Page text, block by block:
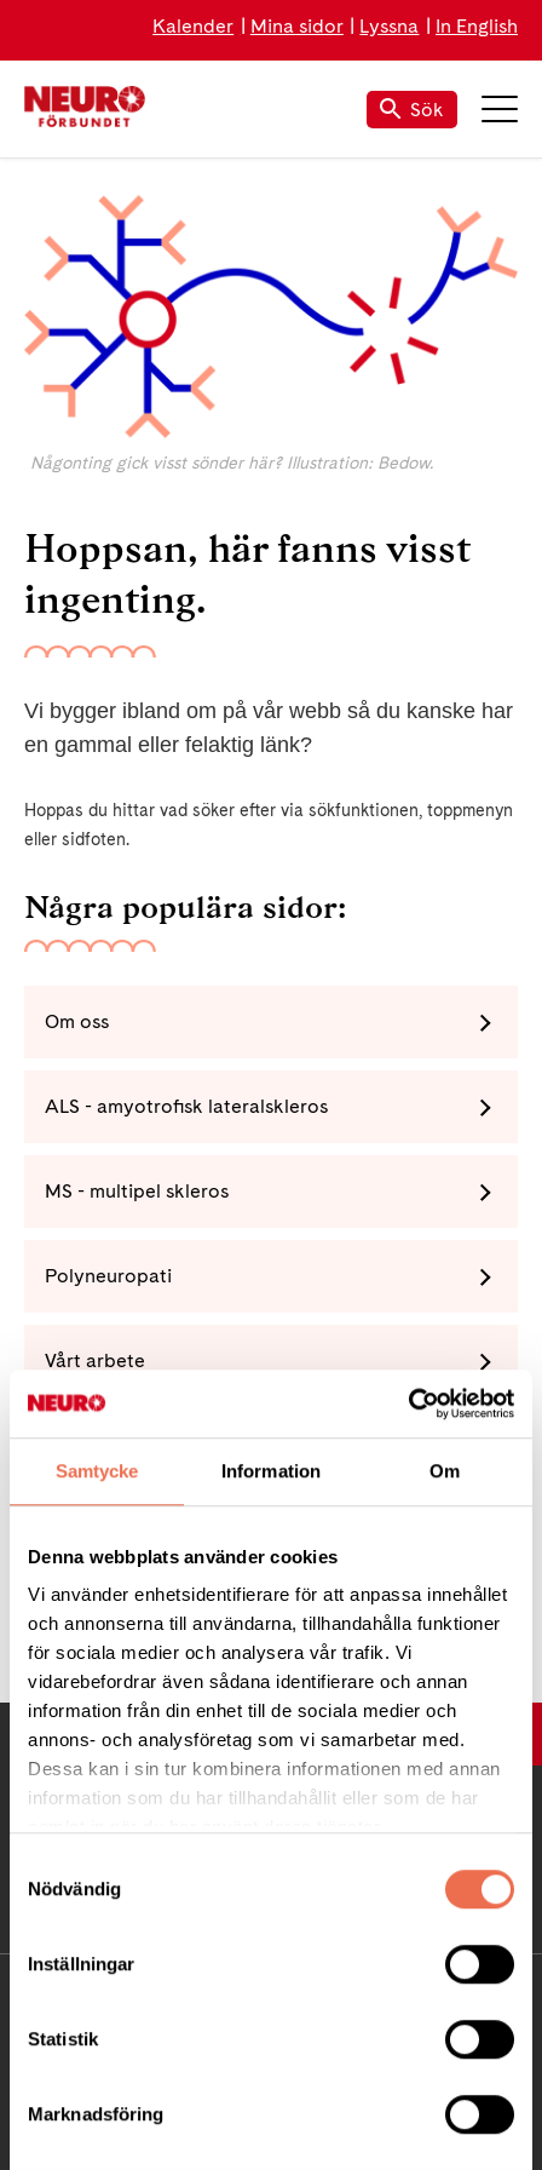
Samtycke Information Om
Denna webbplats använder cookies
Vi använder enhetsidentifierare för att anpassa innehållet
och annonserna till användarna, tillhandahålla funktioner
för sociala medier och analysera vår trafik. Vi
vidarebefordrar även sådana identifierare och annan
information från din enhet till de sociala medier och
annons- och analysföretag som vi samarbetar med.
Dessa kan i sin tur kombinera informationen med annan
information som du har tillhandahållit eller som de har
Nödvändig
Inställningar
Statistik
Marknadsföring
Kalender Mina sidor Lyssna In English
Sök
Någonting gick visst sönder här? Illustration: Bedow.
Hoppsan, här fanns visst
ingenting.
Vi bygger ibland om på vår webb så du kanske har
en gammal eller felaktig länk?
Hoppas du hittar vad söker efter via sökfunktionen, toppmenyn
eller sidfoten.
Några populära sidor:
Om oss
ALS - amyotrofisk lateralskleros
MS - multipel skleros
Polyneuropati
Vårt arbete
Förening
Tipsa
Telefon:08-677 70 10